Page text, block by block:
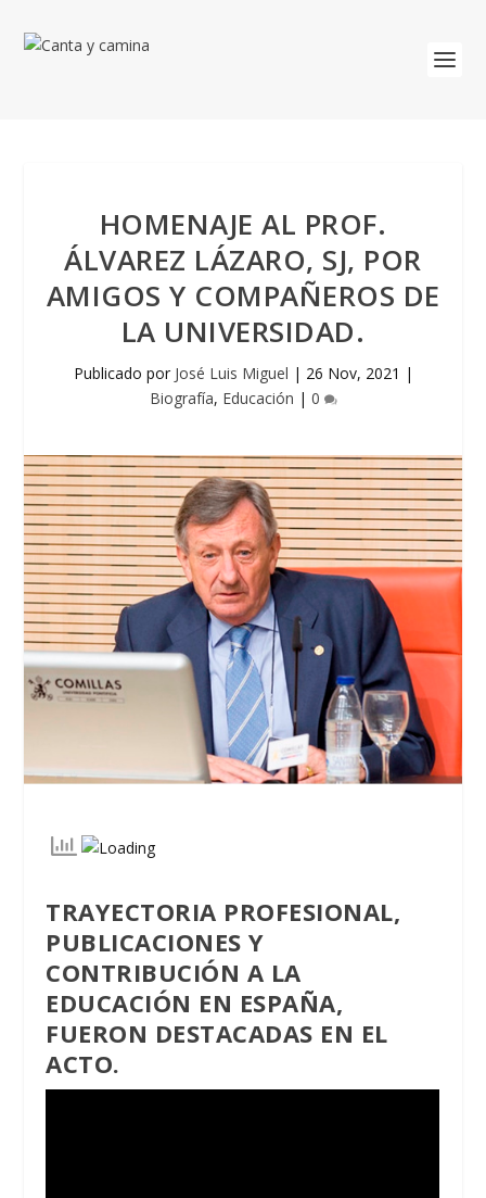
HOMENAJE AL PROF.
ÁLVAREZ LÁZARO, SJ, POR
AMIGOS Y COMPAÑEROS DE
LA UNIVERSIDAD.
Publicado por José Luis Miguel | 26 Nov, 2021 |
Biografía, Educación | 0
TRAYECTORIA PROFESIONAL,
PUBLICACIONES Y
CONTRIBUCIÓN A LA
EDUCACIÓN EN ESPAÑA,
FUERON DESTACADAS EN EL
ACTO.